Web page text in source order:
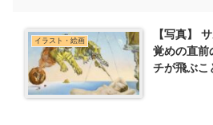
イラスト・絵画
【写真】
覚めの直前
チが飛ぶこ